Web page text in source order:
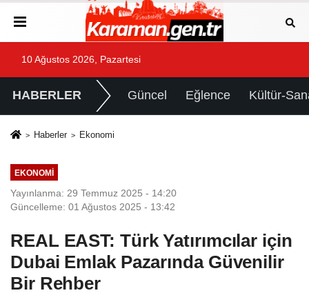
10 Ağustos 2026, Pazartesi
HABERLER Güncel Eğlence Kültür-
Haberler Ekonomi
EKONOMI
Yayınlanma: 29 Temmuz 2025 - 14:20
Güncelleme: 01 Ağustos 2025 - 13:42
REAL EAST: Türk Yatırımcılar için
Dubai Emlak Pazarında Güvenilir
Bir Rehber